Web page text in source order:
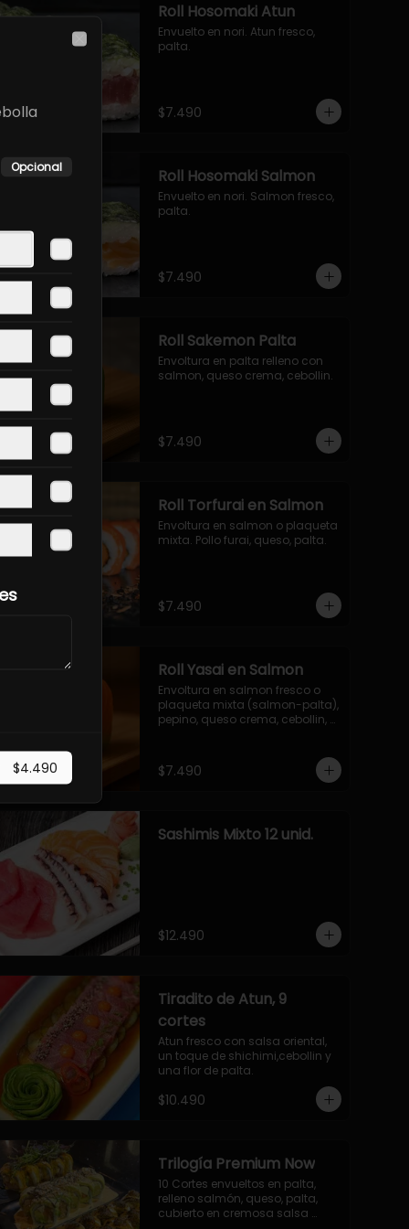
Roll Hosomaki Atun
Envuelto en nori. Atun fresco,
palta.
$7.490
Roll Hosomaki Salmon
Envuelto en nori. Salmon fresco,
palta.
$7.490
Roll Sakemon Palta
Envoltura en palta relleno con
salmon, queso crema, cebollin.
$7.490
Roll Torfurai en Salmon
Envoltura en salmon o plaqueta
mixta. Pollo furai, queso, palta.
$7.490
Roll Yasai en Salmon
Envoltura en salmon fresco o
plaqueta mixta (salmon-palta),
pepino, queso crema, cebollin,
$7.490
Sashimis Mixto 12 unid.
$12.490
Tiradito de Atun, 9
cortes
Atun fresco con salsa oriental,
un toque de shichimi,cebollin y
una flor de palta.
$10.490
Trilogía Premium Now
10 Cortes envueltos en palta,
relleno salmón, queso, palta,
cubierto en cremosa salsa
Opcional
$4.490
Close